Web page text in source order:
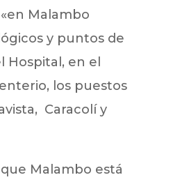
Malambo
y puntos de
Hospital, en el
los puestos
Caracolí y
Malambo está